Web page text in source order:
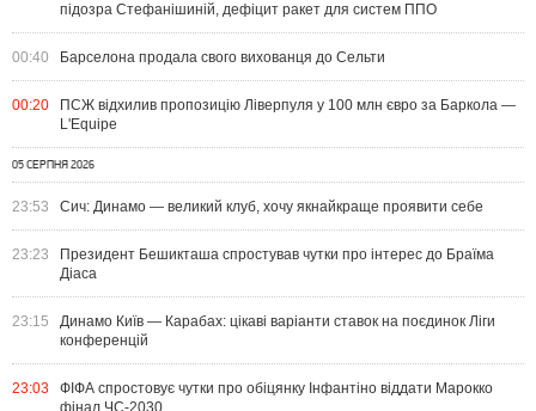
підозра Стефанішиній, дефіцит ракет для систем ППО
00:40 Барселона продала свого вихованця до Сельти
00:20
ПСЖ відхилив пропозицію Ліверпуля у 100 млн євро за Баркола —
L'Equipe
05 СЕРПНЯ 2026
23:53 Сич: Динамо — великий клуб, хочу якнайкраще проявити себе
23:23
Президент Бешикташа спростував чутки про інтерес до Браїма
Діаса
23:15
Динамо Київ — Карабах: цікаві варіанти ставок на поєдинок Ліги
конференцій
23:03
ФІФА спростовує чутки про обіцянку Інфантіно віддати Марокко
фінал ЧС-2030